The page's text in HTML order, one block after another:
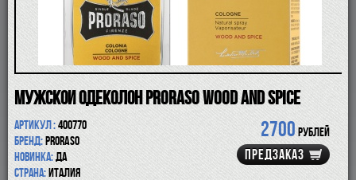
ДЛЯ БОРОДЫ И УСОВ
ДЛЯ ВОЛОС И ТЕЛА
ПАРФЮМ
КОСМЕТИЧКИ
АКСЕССУАРЫ
МАНИКЮРНЫЕ ИНСТРУМЕНТЫ
СКИДКА
Мужской одеколон Proraso WOOD AND SPICE
2700рублей
ПРЕДЗАКАЗ
Артикул :400770
Бренд:Proraso
Новинка:да
Страна:Италия